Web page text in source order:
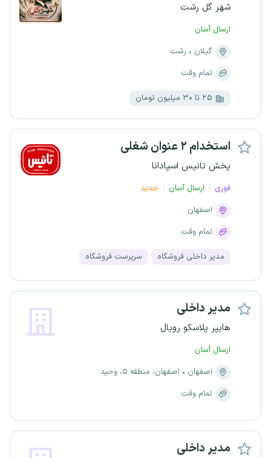
شهر گل رشت
ارسال آسان
گیلان
رشت
تمام وقت
۲۵ تا ۳۰ میلیون تومان
استخدام ۲ عنوان شغلی
پخش تانیس اسپادانا
فوری ارسال آسان
جدید
اصفهان
تمام وقت
مدیر داخلی فروشگاه سرپرست فروشگاه
مدیر داخلی
هایپر پلاسکو رویال
ارسال آسان
اصفهان
اصفهان، منطقه ۵، وحید
تمام وقت
مدیر داخلی